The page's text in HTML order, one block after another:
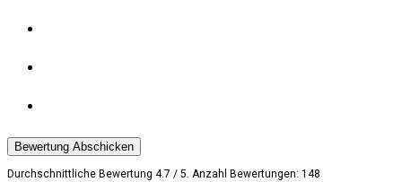
Bewertung Abschicken
Durchschnittliche Bewertung 4.7 / 5. Anzahl Bewertungen: 148